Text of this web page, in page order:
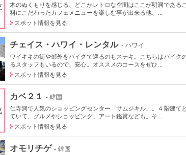
木のぬくもりを感じる、どこかレトロな空間はここが明洞である
料にこだわったカフェメニューを楽しむ事が出来る他、...
スポット情報を見る
チェイス・ハワイ・レンタル - ハワイ
ワイキキの街や郊外をバイクで巡るのもステキ。こちらはバイク
るスタッフもいるので、安心。オススメのコースをぜひ...
スポット情報を見る
カベ２１ - 韓国
仁寺洞で人気のショッピングセンター「サムジキル」。４階建て
ていて、グルメやショッピング、アート鑑賞なども。そ...
スポット情報を見る
オモリチゲ - 韓国